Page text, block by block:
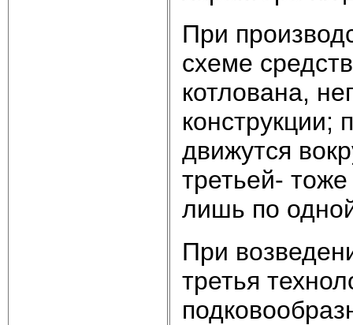
При
схеме
котлована,
конструкции;
движутся
третьей-
лишь по
При
третья